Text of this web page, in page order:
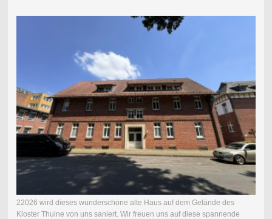
22026 wird dieses wunderschöne alte Haus auf dem Gelände des
Kloster Thuine von uns saniert. Wir freuen uns auf diese spannende